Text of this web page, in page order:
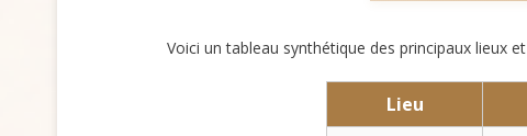
Voici un tableau synthétique des principaux lieux
Lieu